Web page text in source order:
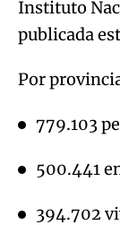
Instituto
publicada
Por
779.103
500.441
394.702